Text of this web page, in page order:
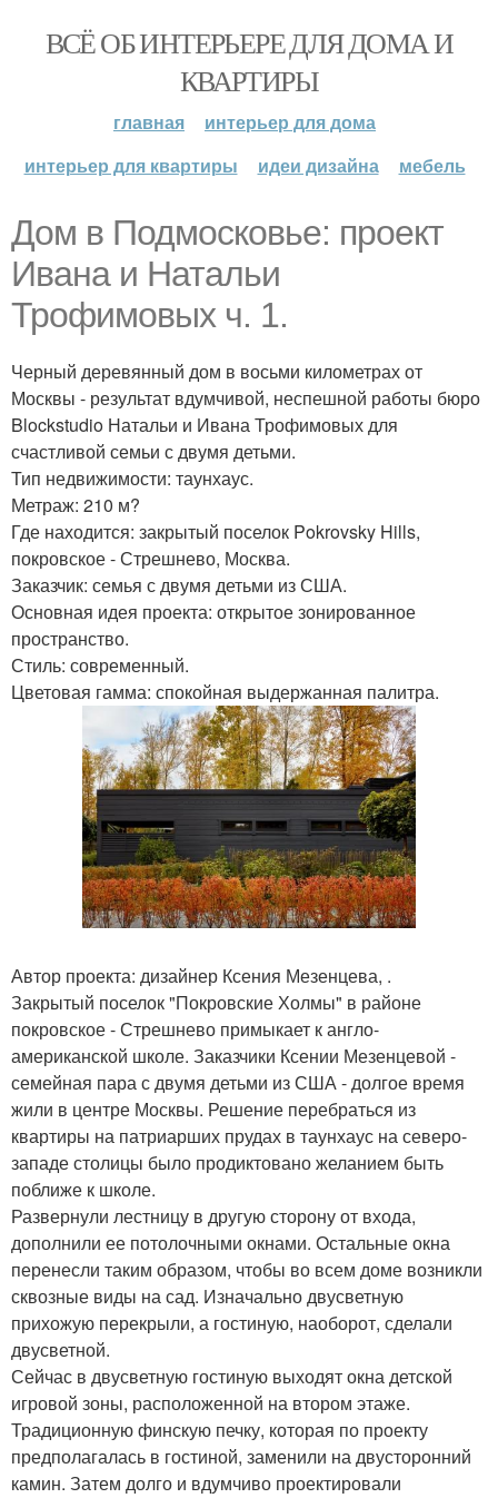
ВСЁ ОБ ИНТЕРЬЕРЕ ДЛЯ ДОМА И
КВАРТИРЫ
главная
интерьер для дома
интерьер для квартиры
идеи дизайна мебель
Дом в Подмосковье: проект
Ивана и Натальи
Трофимовых ч. 1.
Черный деревянный дом в восьми километрах от
Москвы - результат вдумчивой, неспешной работы бюро
Blockstudio Натальи и Ивана Трофимовых для
счастливой семьи с двумя детьми.
Тип недвижимости: таунхаус.
Метраж: 210 м?
Где находится: закрытый поселок Pokrovsky Hills,
покровское - Стрешнево, Москва.
Заказчик: семья с двумя детьми из США.
Основная идея проекта: открытое зонированное
пространство.
Стиль: современный.
Цветовая гамма: спокойная выдержанная палитра.
Автор проекта: дизайнер Ксения Мезенцева, .
Закрытый поселок "Покровские Холмы" в районе
покровское - Стрешнево примыкает к англо-
американской школе. Заказчики Ксении Мезенцевой -
семейная пара с двумя детьми из США - долгое время
жили в центре Москвы. Решение перебраться из
квартиры на патриарших прудах в таунхаус на северо-
западе столицы было продиктовано желанием быть
поближе к школе.
Развернули лестницу в другую сторону от входа,
дополнили ее потолочными окнами. Остальные окна
перенесли таким образом, чтобы во всем доме возникли
сквозные виды на сад. Изначально двусветную
прихожую перекрыли, а гостиную, наоборот, сделали
двусветной.
Сейчас в двусветную гостиную выходят окна детской
игровой зоны, расположенной на втором этаже.
Традиционную финскую печку, которая по проекту
предполагалась в гостиной, заменили на двусторонний
камин. Затем долго и вдумчиво проектировали